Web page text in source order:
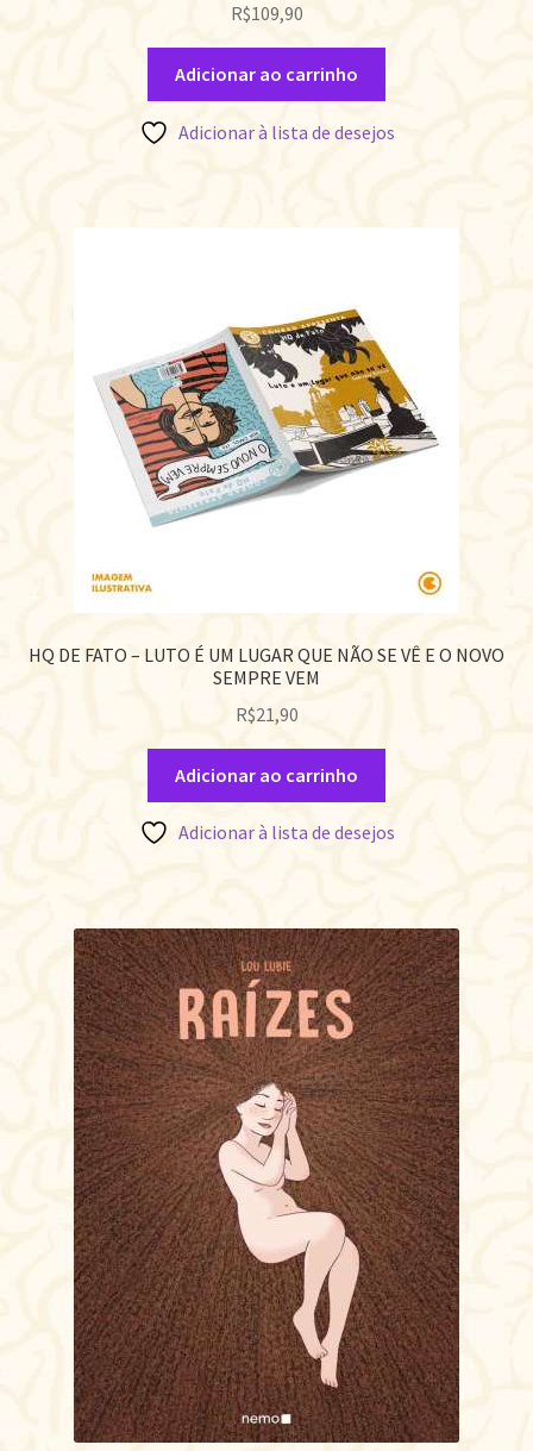
R$109,90
Adicionar ao carrinho
Adicionar à lista de desejos
HQ DE FATO – LUTO É UM LUGAR QUE NÃO SE VÊ E O NOVO
SEMPRE VEM
R$21,90
Adicionar ao carrinho
Adicionar à lista de desejos